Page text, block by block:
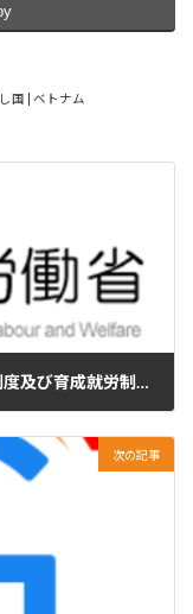
国 | ベトナム
厚生労働省｜【資料】第３回特定技能制度及び育成就労制度の円滑な施行及び運用に向けた有識者懇談会
次の記事